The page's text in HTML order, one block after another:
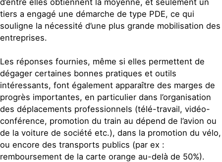
tiers a engagé une démarche de type PDE, ce qui
souligne la nécessité d’une plus grande mobilisation des
entreprises.
Les réponses fournies, même si elles permettent de
dégager certaines bonnes pratiques et outils
intéressants, font également apparaître des marges de
progrès importantes, en particulier dans l’organisation
des déplacements professionnels (télé-travail, vidéo-
conférence, promotion du train au dépend de l’avion ou
de la voiture de société etc.), dans la promotion du vélo,
ou encore des transports publics (par ex :
remboursement de la carte orange au-delà de 50%).